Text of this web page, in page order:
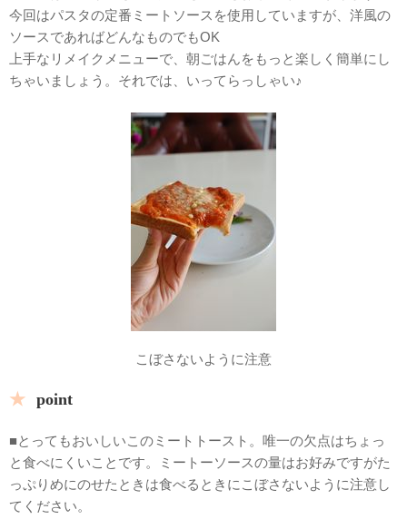
今回はパスタの定番ミートソースを使用していますが、洋風の
ソースであればどんなものでもOK
上手なリメイクメニューで、朝ごはんをもっと楽しく簡単にし
ちゃいましょう。それでは、いってらっしゃい♪
こぼさないように注意
point
■とってもおいしいこのミートトースト。唯一の欠点はちょっ
と食べにくいことです。ミートーソースの量はお好みですがた
っぷりめにのせたときは食べるときにこぼさないように注意し
てください。